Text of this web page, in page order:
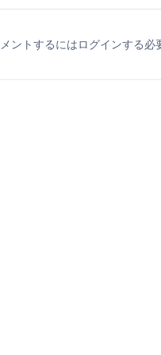
ントするにはログインする必